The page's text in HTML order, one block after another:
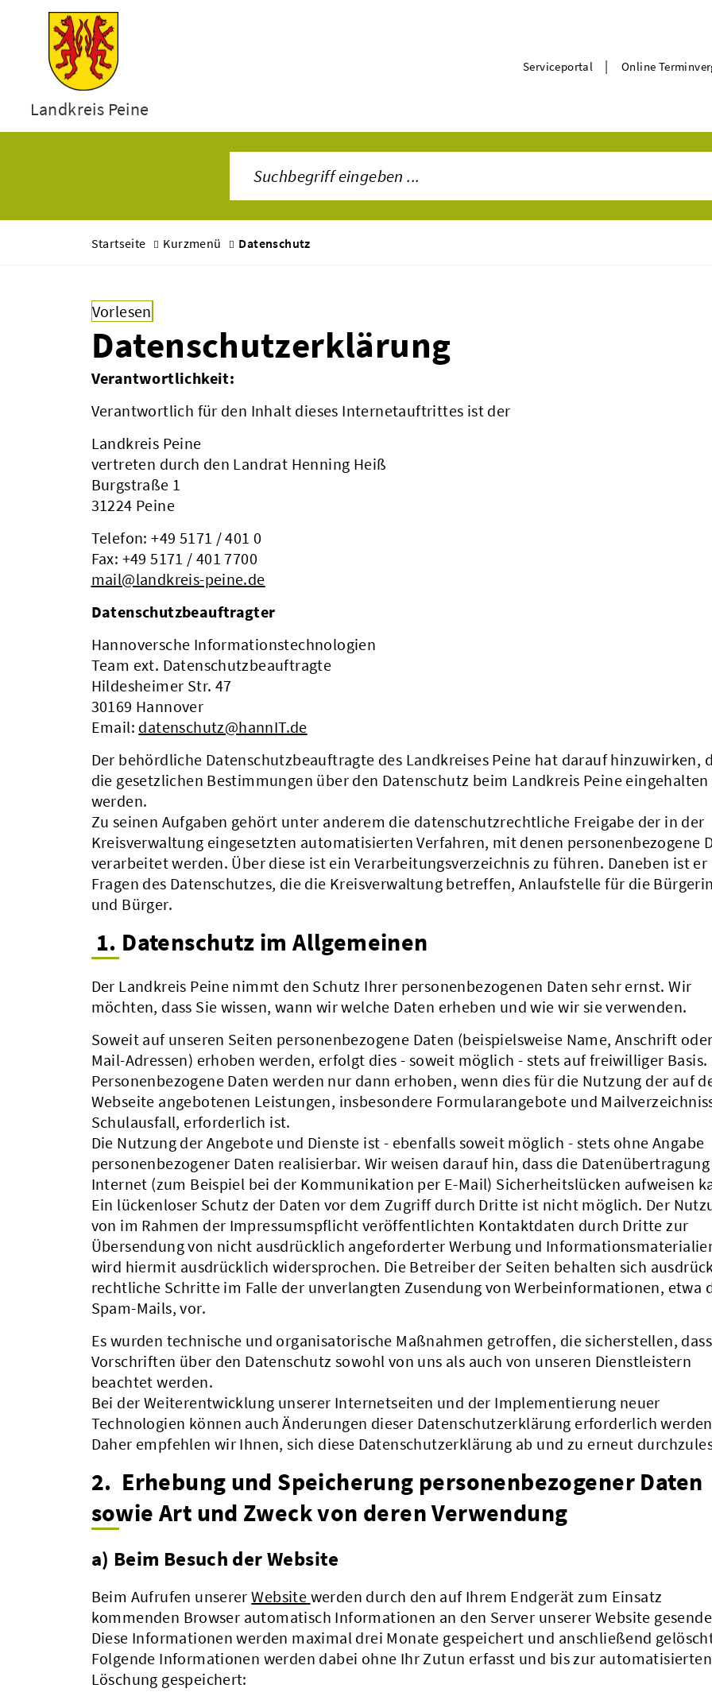
Landkreis Peine
Serviceportal | Online
Startseite Kurzmenü Datenschutz
Vorlesen
Datenschutzerklärung
Verantwortlichkeit:
Verantwortlich für den Inhalt dieses Internetauftrittes ist der
Landkreis Peine
vertreten durch den Landrat Henning Heiß
Burgstraße 1
31224 Peine
Telefon: +49 5171 / 401 0
Fax: +49 5171 / 401 7700
mail@landkreis-peine.de
Datenschutzbeauftragter
Hannoversche Informationstechnologien
Team ext. Datenschutzbeauftragte
Hildesheimer Str. 47
30169 Hannover
Email: datenschutz@hannIT.de
Der behördliche Datenschutzbeauftragte des Landkreises Peine hat darauf hinzuwirken,
die gesetzlichen Bestimmungen über den Datenschutz beim Landkreis Peine eingehalten
werden.
Zu seinen Aufgaben gehört unter anderem die datenschutzrechtliche Freigabe der in der
Kreisverwaltung eingesetzten automatisierten Verfahren, mit denen personenbezogene
verarbeitet werden. Über diese ist ein Verarbeitungsverzeichnis zu führen. Daneben ist er
Fragen des Datenschutzes, die die Kreisverwaltung betreffen, Anlaufstelle für die
und Bürger.
1. Datenschutz im Allgemeinen
Der Landkreis Peine nimmt den Schutz Ihrer personenbezogenen Daten sehr ernst. Wir
möchten, dass Sie wissen, wann wir welche Daten erheben und wie wir sie verwenden.
Soweit auf unseren Seiten personenbezogene Daten (beispielsweise Name, Anschrift
Mail-Adressen) erhoben werden, erfolgt dies - soweit möglich - stets auf freiwilliger Basis.
Personenbezogene Daten werden nur dann erhoben, wenn dies für die Nutzung der auf
Webseite angebotenen Leistungen, insbesondere Formularangebote und
Schulausfall, erforderlich ist.
Die Nutzung der Angebote und Dienste ist - ebenfalls soweit möglich - stets ohne Angabe
personenbezogener Daten realisierbar. Wir weisen darauf hin, dass die
Internet (zum Beispiel bei der Kommunikation per E-Mail) Sicherheitslücken aufweisen
Ein lückenloser Schutz der Daten vor dem Zugriff durch Dritte ist nicht möglich. Der
von im Rahmen der Impressumspflicht veröffentlichten Kontaktdaten durch Dritte zur
Übersendung von nicht ausdrücklich angeforderter Werbung und
wird hiermit ausdrücklich widersprochen. Die Betreiber der Seiten behalten sich
rechtliche Schritte im Falle der unverlangten Zusendung von Werbeinformationen, etwa
Spam-Mails, vor.
Es wurden technische und organisatorische Maßnahmen getroffen, die sicherstellen,
Vorschriften über den Datenschutz sowohl von uns als auch von unseren Dienstleistern
beachtet werden.
Bei der Weiterentwicklung unserer Internetseiten und der Implementierung neuer
Technologien können auch Änderungen dieser Datenschutzerklärung erforderlich
Daher empfehlen wir Ihnen, sich diese Datenschutzerklärung ab und zu erneut
2. Erhebung und Speicherung personenbezogener Daten
sowie Art und Zweck von deren Verwendung
a) Beim Besuch der Website
Beim Aufrufen unsererWebsite werden durch den auf Ihrem Endgerät zum Einsatz
kommenden Browser automatisch Informationen an den Server unserer Website
Diese Informationen werden maximal drei Monate gespeichert und anschließend
Folgende Informationen werden dabei ohne Ihr Zutun erfasst und bis zur automatisierten
Löschung gespeichert: